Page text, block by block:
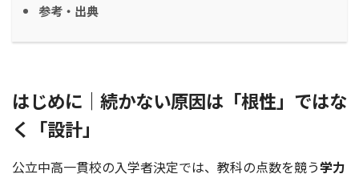
参考・出典
はじめに｜続かない原因は「根性」ではな
く「設計」
公立中高一貫校の入学者決定では、教科の点数を競う学力